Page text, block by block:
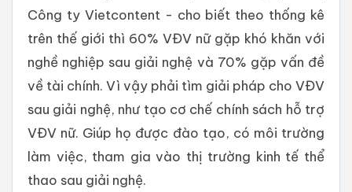
Công ty Vietcontent - cho biết theo thống kê
trên thế giới thì 60% VĐV nữ gặp khó khăn với
nghề nghiệp sau giải nghệ và 70% gặp vấn đề
về tài chính. Vì vậy phải tìm giải pháp cho VĐV
sau giải nghệ, như tạo cơ chế chính sách hỗ trợ
VĐV nữ. Giúp họ được đào tạo, có môi trường
làm việc, tham gia vào thị trường kinh tế thể
thao sau giải nghệ.